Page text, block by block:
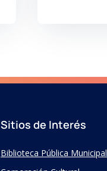
Sitios de Interés
Biblioteca Pública Municipal